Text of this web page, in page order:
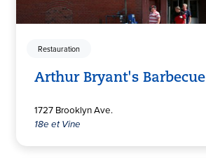
Restauration
Arthur Bryant's Barbecue
1727 Brooklyn Ave.
18e et Vine